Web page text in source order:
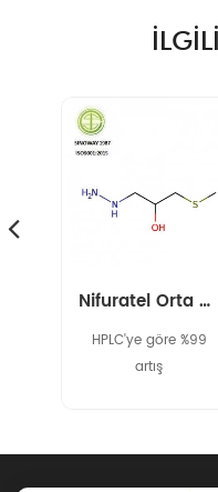
Nifuratel Orta Düzey 14359-97-8
HPLC'ye göre %99
artış